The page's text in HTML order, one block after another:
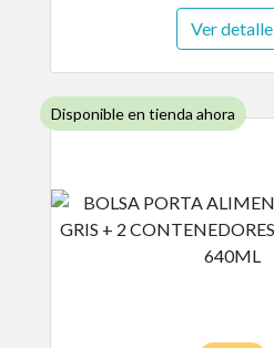
Ver detalle
Disponible en tienda ahora